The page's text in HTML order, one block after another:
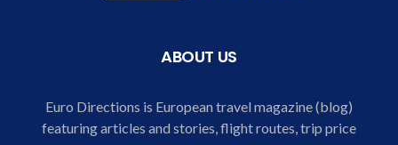
ABOUT US
Euro Directions is European travel magazine (blog)
featuring articles and stories, flight routes, trip price